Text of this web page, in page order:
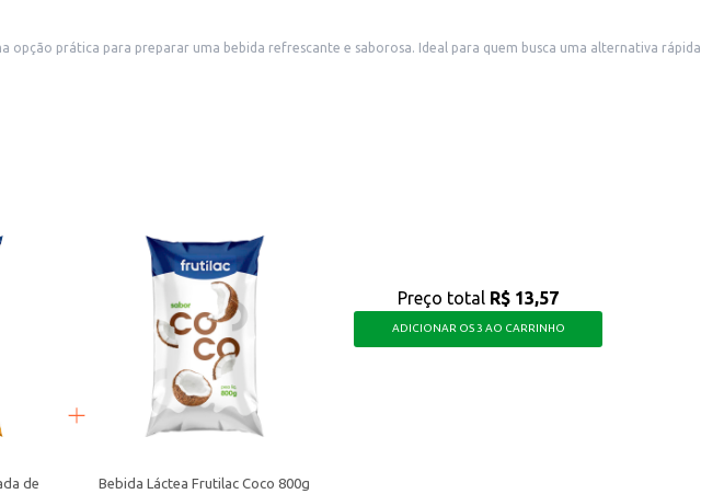
opção prática para preparar uma bebida refrescante e saborosa. Ideal para quem busca uma alternativa
saboroso e a qualidade que você procura, ideal para diversos momentos do seu dia.
de
Bebida Láctea Frutilac Coco 800g
Preço total R$ 13,57
ADICIONAR OS 3 AO CARRINHO